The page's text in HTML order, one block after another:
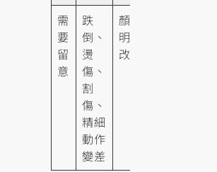
需
要
留
意
跌
倒、
燙
傷、
割
傷、
精細
動作
變差
顏色
明顯
改變